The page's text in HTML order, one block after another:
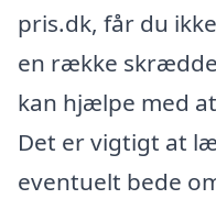
pris.dk, får du
en række
kan hjælpe med
Det er vigtigt at
eventuelt bede